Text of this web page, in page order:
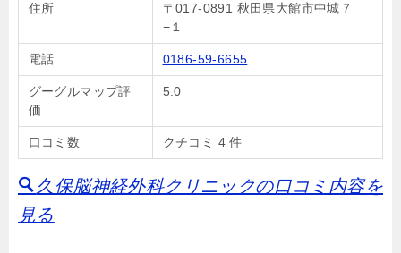
住所
〒017-0891 秋田県大館市中城７
−１
電話 0186-59-6655
グーグルマップ評
価
5.0
口コミ数 クチコミ 4 件
久保脳神経外科クリニックの口コミ内容を
見る